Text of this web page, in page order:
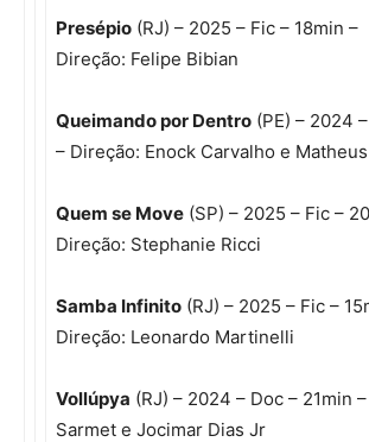
Presépio (RJ) – 2025 – Fic – 18min –
Direção: Felipe Bibian
Queimando por Dentro (PE) – 2024
– Direção: Enock Carvalho e
Quem se Move (SP) – 2025 – Fic –
Direção: Stephanie Ricci
Samba Infinito (RJ) – 2025 – Fic –
Direção: Leonardo Martinelli
Vollúpya (RJ) – 2024 – Doc – 21min
Sarmet e Jocimar Dias Jr